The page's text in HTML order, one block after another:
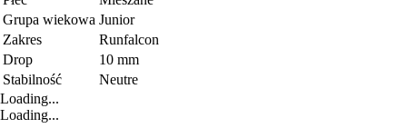
Grupa wiekowa Junior
Zakres
Runfalcon
Drop
10 mm
Stabilność
Neutre
Loading...
Loading...